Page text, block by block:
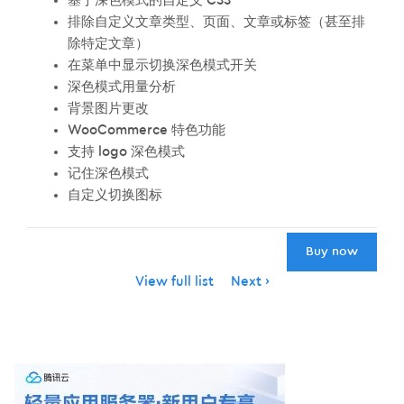
排除自定义文章类型、页面、文章或标签（甚至排
除特定文章）
在菜单中显示切换深色模式开关
深色模式用量分析
背景图片更改
WooCommerce 特色功能
支持 logo 深色模式
记住深色模式
自定义切换图标
Buy now
View full list Next